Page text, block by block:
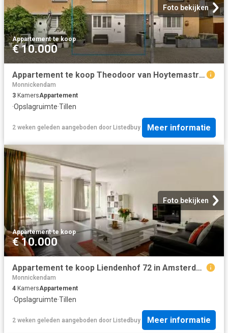
Foto bekijken
Appartement·te koop
€ 10.000
Appartement te koop Theodoor van Hoytemastraat 52 in Amsterdam.
Monnickendam
3 KamersAppartement
·Opslagruimte·Tillen
2 weken geleden aangeboden door Listedbuy Meer informatie
Foto bekijken
Appartement·te koop
€ 10.000
Appartement te koop Liendenhof 72 in Amsterdam voor € 375.000
Monnickendam
4 KamersAppartement
·Opslagruimte·Tillen
2 weken geleden aangeboden door Listedbuy Meer informatie